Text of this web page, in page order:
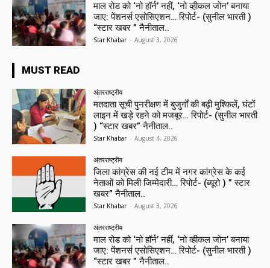
माल रोड को ‘नो हॉर्न’ नहीं, ‘नो व्हीकल जोन’ बनाया
जाए: पेंशनर्स एसोसिएशन… रिपोर्ट- (सुनील भारती )
“स्टार खबर ” नैनीताल..
Star Khabar - August 3, 2026
MUST READ
अंतरराष्ट्रीय
मतदाता सूची पुनरीक्षण में बुजुर्गों की बढ़ी मुश्किलें, घंटों
लाइन में खड़े रहने को मजबूर… रिपोर्ट- (सुनील भारती
) “स्टार खबर” नैनीताल..
Star Khabar - August 4, 2026
अंतरराष्ट्रीय
जिला कांग्रेस की नई टीम में नगर कांग्रेस के कई
नेताओं को मिली जिम्मेदारी… रिपोर्ट- (ब्यूरो ) ” स्टार
खबर” नैनीताल..
Star Khabar - August 3, 2026
अंतरराष्ट्रीय
माल रोड को ‘नो हॉर्न’ नहीं, ‘नो व्हीकल जोन’ बनाया
जाए: पेंशनर्स एसोसिएशन… रिपोर्ट- (सुनील भारती )
“स्टार खबर ” नैनीताल..